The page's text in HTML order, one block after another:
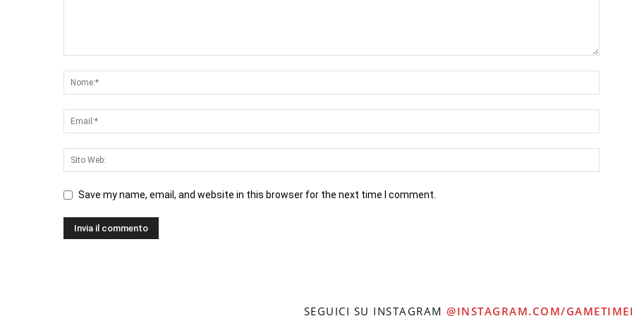
Save my name, email, and website in this browser for the next time I comment.
SEGUICI SU INSTAGRAM @INSTAGRAM.COM/